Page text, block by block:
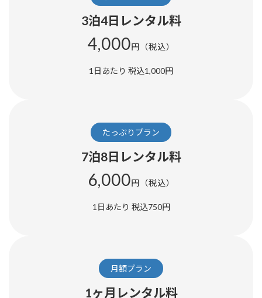
3泊4日レンタル料
4,000円（税込）
1日あたり 税込1,000円
たっぷりプラン
7泊8日レンタル料
6,000円（税込）
1日あたり 税込750円
月額プラン
1ヶ月レンタル料